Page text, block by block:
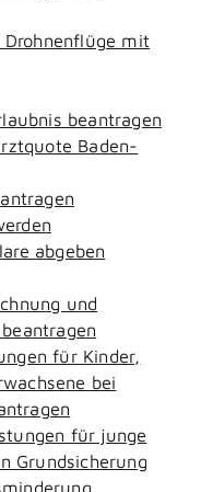
mit
beantragen
Baden-
abgeben
und
für Kinder,
bei
für junge
Grundsicherung